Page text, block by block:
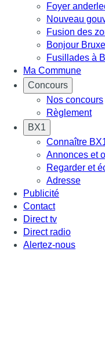
Foyer
Nouveau
Fusion des
Bonjour
Fusillades à
Ma Commune
Concours
Nos concours
Règlement
BX1
Connaître
Annonces et
Regarder et
Adresse
Publicité
Contact
Direct tv
Direct radio
Alertez-nous